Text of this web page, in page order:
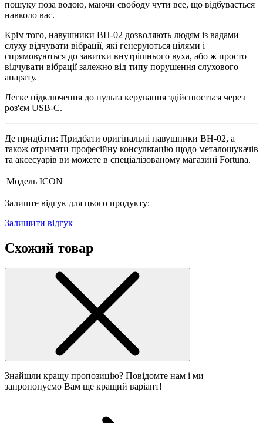
пошуку поза водою, маючи свободу чути все, що відбувається
навколо вас.
Крім того, навушники BH-02 дозволяють людям із вадами
слуху відчувати вібрації, які генеруються цілями і
спрямовуються до завитки внутрішнього вуха, або ж просто
відчувати вібрації залежно від типу порушення слухового
апарату.
Легке підключення до пульта керування здійснюється через
роз'єм USB-C.
Де придбати: Придбати оригінальні навушники BH-02, а
також отримати професійну консультацію щодо металошукачів
та аксесуарів ви можете в спеціалізованому магазині Fortuna.
Модель ICON
Залиште відгук для цього продукту:
Залишити відгук
Схожий товар
Знайшли кращу пропозицію? Повідомте нам і ми
запропонуємо Вам ще кращий варіант!